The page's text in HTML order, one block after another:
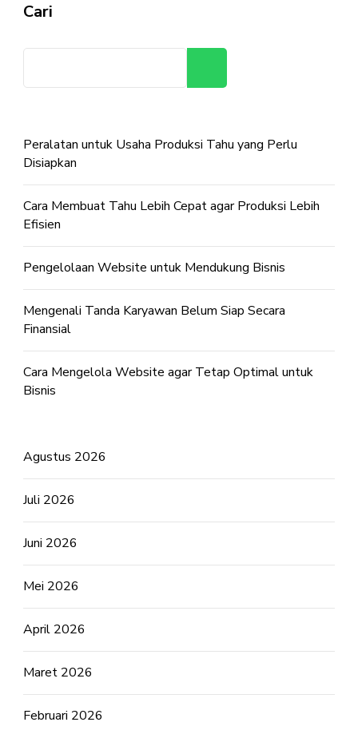
Cari
Peralatan untuk Usaha Produksi Tahu yang Perlu
Disiapkan
Cara Membuat Tahu Lebih Cepat agar Produksi Lebih
Efisien
Pengelolaan Website untuk Mendukung Bisnis
Mengenali Tanda Karyawan Belum Siap Secara
Finansial
Cara Mengelola Website agar Tetap Optimal untuk
Bisnis
Agustus 2026
Juli 2026
Juni 2026
Mei 2026
April 2026
Maret 2026
Februari 2026